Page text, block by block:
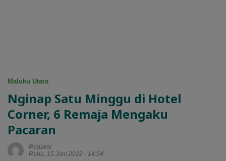
Maluku Utara
Nginap Satu Minggu di Hotel
Corner, 6 Remaja Mengaku
Pacaran
Redaksi
Rabu, 15 Juni 2022 - 14:54